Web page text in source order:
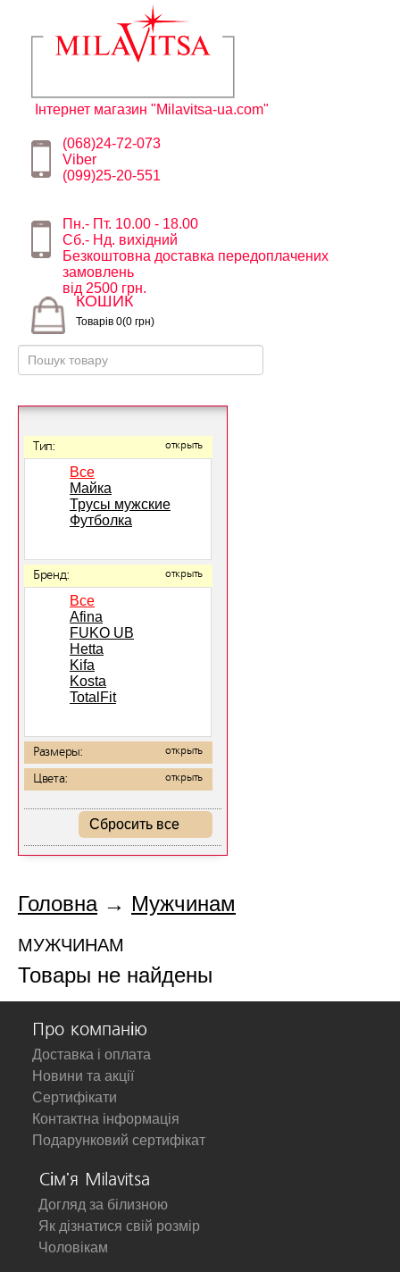
Інтернет магазин "Milavitsa-ua.com"
(068)24-72-073
Viber
(099)25-20-551
Пн.- Пт. 10.00 - 18.00
Сб.- Нд. вихідний
Безкоштовна доставка передоплачених
замовлень
від 2500 грн.
КОШИК
Товарів 0(0 грн)
Тип: открыть
Все
Майка
Трусы мужские
Футболка
Бренд: открыть
Все
Afina
FUKO UB
Hetta
Kifa
Kosta
TotalFit
Размеры: открыть
Цвета: открыть
Сбросить все
Головна→ Мужчинам
МУЖЧИНАМ
Товары не найдены
Про компанію
Доставка і оплата
Новини та акції
Сертифікати
Контактна інформація
Подарунковий сертифікат
Сім'я Milavitsa
Догляд за білизною
Як дізнатися свій розмір
Чоловікам